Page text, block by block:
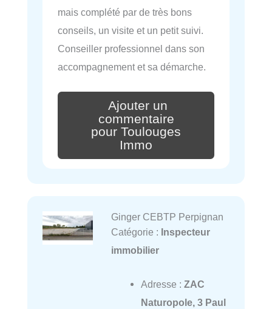
mais complété par de très bons
conseils, un visite et un petit suivi.
Conseiller professionnel dans son
accompagnement et sa démarche.
Ajouter un
commentaire
pour Toulouges
Immo
Ginger CEBTP Perpignan
Catégorie : Inspecteur
immobilier
Adresse : ZAC
Naturopole, 3 Paul